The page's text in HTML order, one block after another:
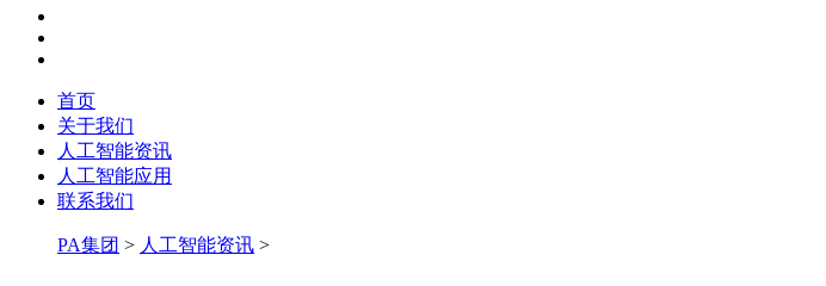
首页
关于我们
人工智能资讯
人工智能应用
联系我们
PA集团 > 人工智能资讯 >